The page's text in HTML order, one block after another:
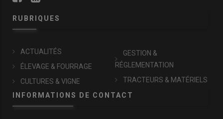
RUBRIQUES
ACTUALITÉS
ÉLEVAGE & FOURRAGE
CULTURES & VIGNE
GESTION &
RÉGLEMENTATION
TRACTEURS & MATÉRIELS
INFORMATIONS DE CONTACT